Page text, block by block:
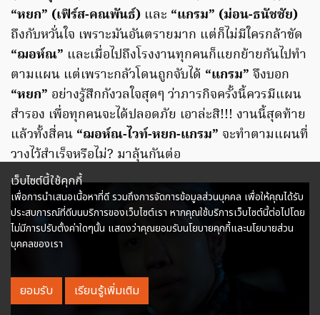
“หยก” (เฟิร์ส-คณพันธ์) และ “แกรม” (ม่อน-ธนัชชัย)
ถึงกับหวั่นใจ เพราะมันอันตรายมาก แต่ก็ไม่มีใครกล้าขัด
“ฌอห์ณ” และเมื่อไปถึงโรงงานทุกคนก็แยกย้ายกันไปทำ
ตามแผน แต่เพราะกลัวโดนถูกจับได้ “แกรม” จึงบอก
“หยก” อย่างรู้สึกกังวลใจสุดๆ ว่าภารกิจครั้งนี้ควรมีแผน
สำรอง เพื่อทุกคนจะได้ปลอดภัย เอาล่ะสิ!!! งานนี้สุดท้าย
แล้วทั้งสี่คน “ฌอห์ณ-ไวท์-หยก-แกรม” จะทำตามแผนที่
วางไว้สำเร็จหรือไม่? มาลุ้นกันต่อ
เว็บไซต์นี้ใช้คุกกี้
เพื่อการนำเสนอเนื้อหาที่ดี รวมถึงการจัดการข้อมูลส่วนบุคคล เพื่อให้คุณได้รับ
ประสบการณ์ที่ดีบนบริการของเว็บไซต์เรา หากคุณใช้บริการเว็บไซต์นี้ต่อไปโดย
ไม่มีการปรับตั้งค่าใดๆนั้น แสดงว่าคุณยอมรับนโยบายคุกกี้และนโยบายส่วน
บุคคลของเรา
ยอมรับ เรียนรู้เพิ่มเติม